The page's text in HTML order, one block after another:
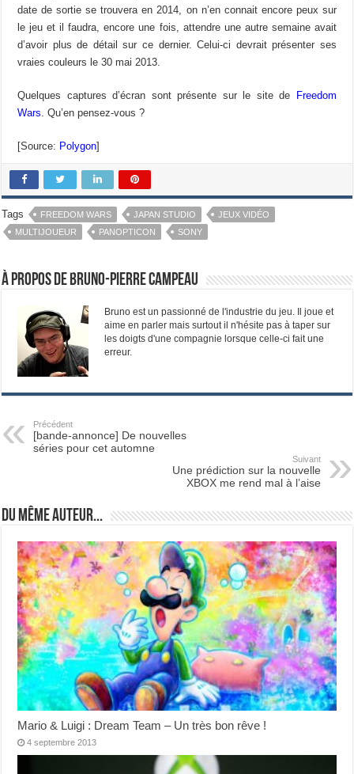
date de sortie se trouvera en 2014, on n’en connait encore peux sur
le jeu et il faudra, encore une fois, attendre une autre semaine avait
d’avoir plus de détail sur ce dernier. Celui-ci devrait présenter ses
vraies couleurs le 30 mai 2013.
Quelques captures d’écran sont présente sur le site de Freedom
Wars . Qu’en pensez-vous ?
[Source: Polygon]
Tags FREEDOM WARS JAPAN STUDIO
JEUX VIDÉO
MULTIJOUEUR
PANOPTICON SONY
À propos de Bruno-Pierre Campeau
Bruno est un passionné de l'industrie du jeu. Il joue et
aime en parler mais surtout il n'hésite pas à taper sur
les doigts d'une compagnie lorsque celle-ci fait une
erreur.
Précédent
[bande-annonce] De nouvelles
séries pour cet automne
Suivant
Une prédiction sur la nouvelle
XBOX me rend mal à l’aise
Du même auteur...
Mario & Luigi : Dream Team – Un très bon rêve !
4 septembre 2013